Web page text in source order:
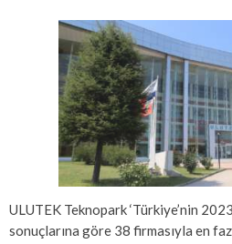
ULUTEK Teknopark ‘Türkiye’nin
sonuçlarına göre 38 firmasıyla en